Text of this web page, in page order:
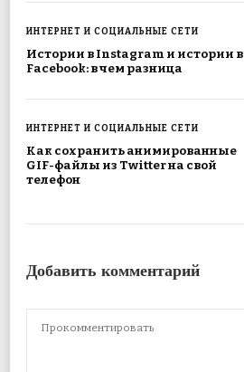
ИНТЕРНЕТ И СОЦИАЛЬНЫЕ СЕТИ
Истории в Instagram и истории в
Facebook: в чем разница
ИНТЕРНЕТ И СОЦИАЛЬНЫЕ СЕТИ
Как сохранить анимированные
GIF-файлы из Twitter на свой
телефон
Добавить комментарий